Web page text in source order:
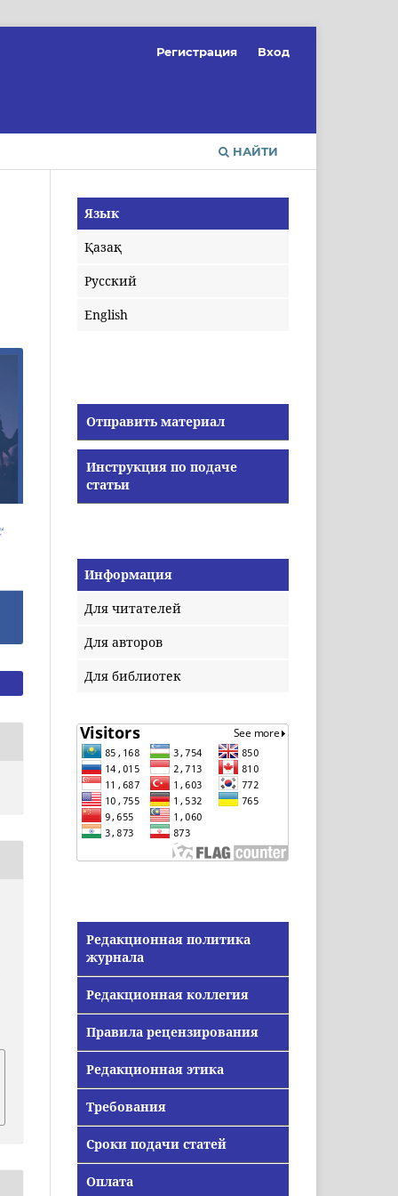
НАЙТИ
Регистрация Вход
Язык
Қазақ
Русский
English
Отправить материал
Инструкция по подаче
статьи
Информация
Для читателей
Для авторов
Для библиотек
Редакционная политика
журнала
Редакционная коллегия
Правила рецензирования
Редакционная этика
Требования
Сроки подачи статей
Оплата